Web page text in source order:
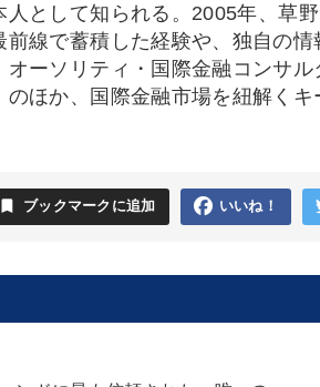
人として知られる。2005年、草
前線で蓄積した経験や、独自の
オーソリティ・国際金融コンサ
のほか、国際金融市場を紐解く
bookmark ブックマークに追加 いいね！